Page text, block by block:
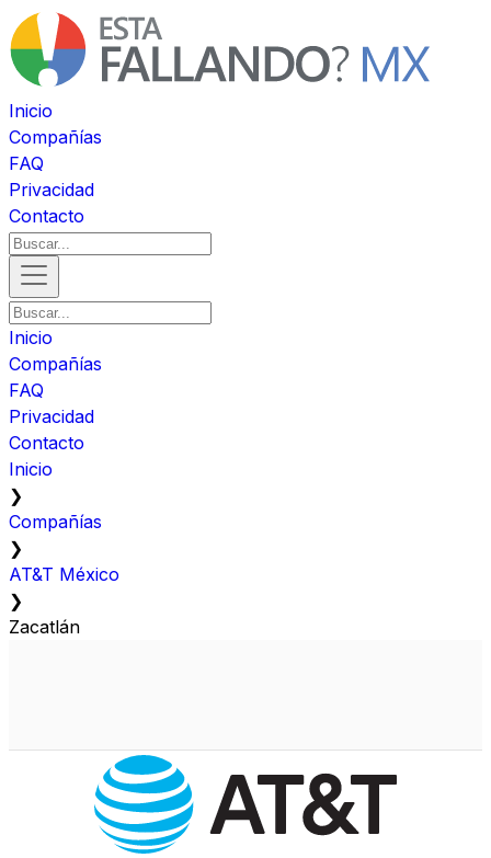
Inicio
Compañías
FAQ
Privacidad
Contacto
Inicio
Compañías
FAQ
Privacidad
Contacto
Inicio
❯
Compañías
❯
AT&T México
❯
Zacatlán